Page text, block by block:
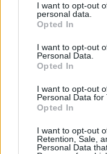
I want to opt-out
personal data.
Opted In
I want to opt-out
Personal Data.
Opted In
I want to opt-out
Personal Data for
Opted In
I want to opt-out
Retention, Sale,
Personal Data
pirmininkas.
švietimo
atnaujina
pirmininko A.
ketina virš 3
įstaigų. Pirmąją
mokytojų